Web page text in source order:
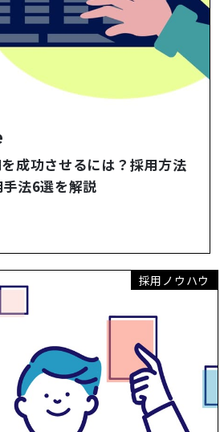
成功させるには？採用方法
法6選を解説
採用ノウハウ